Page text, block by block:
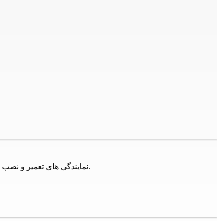
نمایندگی های تعمیر و نصب محصولات ایمرگاسدر تهران فراوان اند، اما مجموعه 24تعمیر تلاش کرده تا با ارائه خدمات تخصصی همه این برندها پاسخگوی مشتریان باشد.